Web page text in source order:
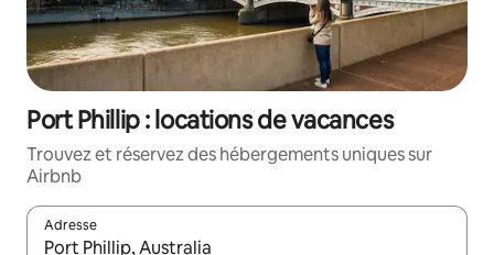
Port Phillip : locations de vacances
Trouvez et réservez des hébergements uniques sur
Airbnb
Adresse
Lorsque les résultats s'affichent, utilisez les flèches vers le